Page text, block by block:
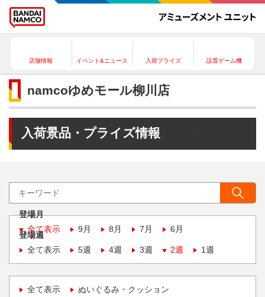
店舗情報 イベント&ニュース 入荷プライズ 設置ゲーム機
namcoゆめモール柳川店
入荷景品・プライズ情報
登場月
全て表示
9月 8月 7月 6月
登場週
全て表示
5週 4週 3週 2週 1週
全て表示 ぬいぐるみ・クッション